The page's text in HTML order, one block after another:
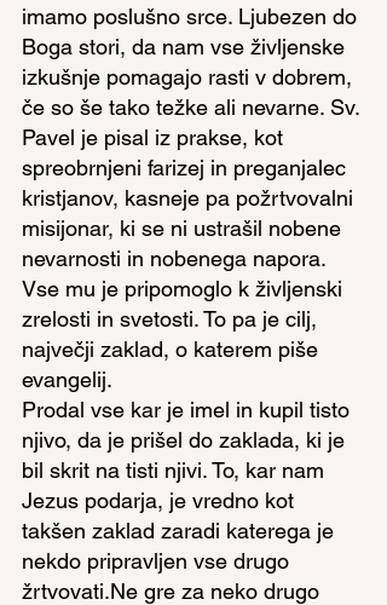
imamo poslušno srce. Ljubezen do
Boga stori, da nam vse življenske
izkušnje pomagajo rasti v dobrem,
če so še tako težke ali nevarne. Sv.
Pavel je pisal iz prakse, kot
spreobrnjeni farizej in preganjalec
kristjanov, kasneje pa požrtvovalni
misijonar, ki se ni ustrašil nobene
nevarnosti in nobenega napora.
Vse mu je pripomoglo k življenski
zrelosti in svetosti. To pa je cilj,
največji zaklad, o katerem piše
evangelij.
Prodal vse kar je imel in kupil tisto
njivo, da je prišel do zaklada, ki je
bil skrit na tisti njivi. To, kar nam
Jezus podarja, je vredno kot
takšen zaklad zaradi katerega je
nekdo pripravljen vse drugo
žrtvovati.Ne gre za neko drugo